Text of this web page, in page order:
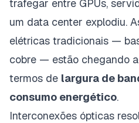
trafegar entre GPUs,
um data center explodiu.
elétricas tradicionais —
cobre — estão chegando
termos de largura de
consumo energético.
Interconexões ópticas